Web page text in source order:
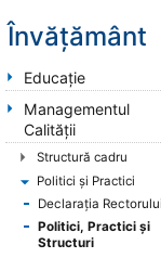
accesibilitate.
Învăţământ
Educaţie
Managementul
Calității
Structură cadru
Politici şi Practici
Declaraţia Rectorului
Politici, Practici şi
Structuri